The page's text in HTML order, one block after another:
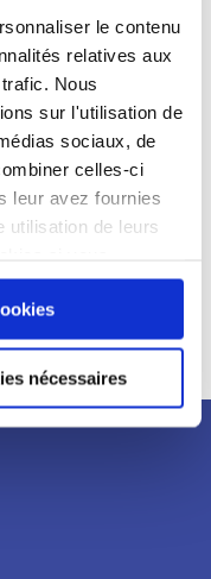
le contenu
relatives aux
Nous
sur l'utilisation de
sociaux, de
celles-ci
leur avez fournies
utilisation de leurs
nécessaires